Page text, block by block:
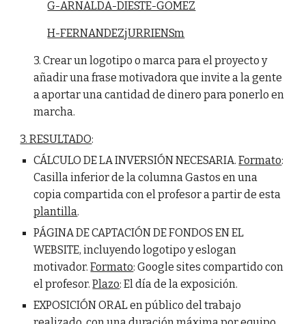
G-ARNALDA-DIESTE-GOMEZ
H-FERNANDEZjURRIENSm
3. Crear un logotipo o marca para el proyecto y
añadir una frase motivadora que invite a la gente
a aportar una cantidad de dinero para ponerlo en
marcha.
3. RESULTADO:
CÁLCULO DE LA INVERSIÓN NECESARIA.Formato:
Casilla inferior de la columna Gastos en una
copia compartida con el profesor a partir de esta
plantilla.
PÁGINA DE CAPTACIÓN DE FONDOS EN EL
WEBSITE, incluyendo logotipo y eslogan
motivador.Formato: Google sites compartido con
el profesor.Plazo: El día de la exposición.
EXPOSICIÓN ORAL en público del trabajo